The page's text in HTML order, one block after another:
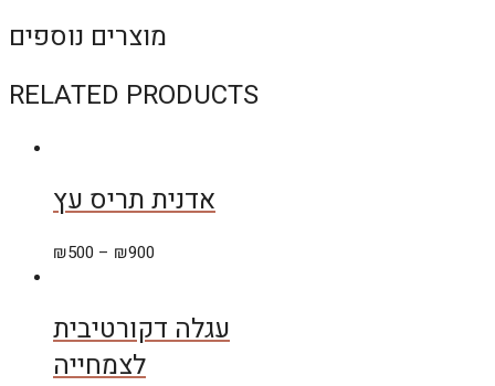
מוצרים נוספים
RELATED PRODUCTS
אדנית תריס עץ
₪500 – ₪900
עגלה דקורטיבית
לצמחייה